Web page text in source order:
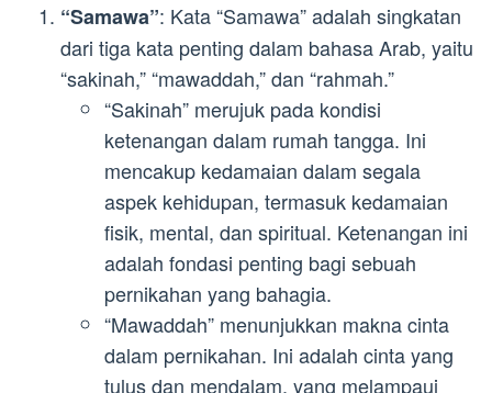
“Samawa”: Kata “Samawa” adalah singkatan
dari tiga kata penting dalam bahasa Arab, yaitu
“sakinah,” “mawaddah,” dan “rahmah.”
“Sakinah” merujuk pada kondisi
ketenangan dalam rumah tangga. Ini
mencakup kedamaian dalam segala
aspek kehidupan, termasuk kedamaian
fisik, mental, dan spiritual. Ketenangan ini
adalah fondasi penting bagi sebuah
pernikahan yang bahagia.
“Mawaddah” menunjukkan makna cinta
dalam pernikahan. Ini adalah cinta yang
tulus dan mendalam, yang melampaui